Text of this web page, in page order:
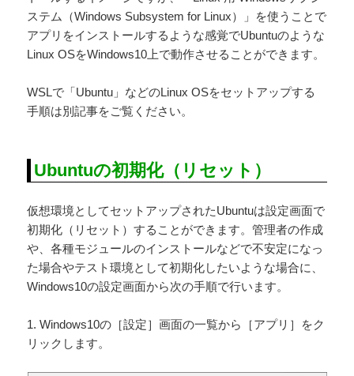
ステム（Windows Subsystem for Linux）」を使うことで
アプリをインストールするような感覚でUbuntuのような
Linux OSをWindows10上で動作させることができます。
WSLで「Ubuntu」などのLinux OSをセットアップする
手順は別記事をご覧ください。
Ubuntuの初期化（リセット）
仮想環境としてセットアップされたUbuntuは設定画面で
初期化（リセット）することができます。管理者の作成
や、各種モジュールのインストールなどで不安定になっ
た場合やテスト環境として初期化したいような場合に、
Windows10の設定画面から次の手順で行います。
1. Windows10の［設定］画面の一覧から［アプリ］をク
リックします。